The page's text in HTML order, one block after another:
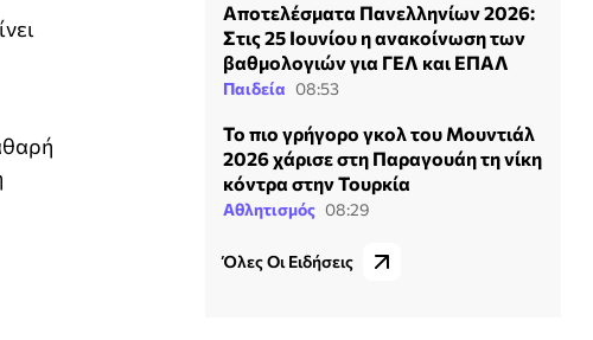
Αποτελέσματα Πανελληνίων 2026:
Στις 25 Ιουνίου η ανακοίνωση των
βαθμολογιών για ΓΕΛ και ΕΠΑΛ
Παιδεία 08:53
Το πιο γρήγορο γκολ του Μουντιάλ
2026 χάρισε στη Παραγουάη τη νίκη
κόντρα στην Τουρκία
Αθλητισμός 08:29
Όλες Οι Ειδήσεις